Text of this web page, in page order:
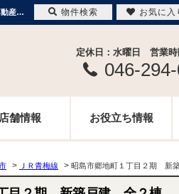
昭島市郷地町１丁目２期 新築戸建 全２棟 東京都昭島市郷地町1丁目｜4,690万円の新築一戸建て｜分譲住宅や新築物件｜ME不動産神奈川
定休日：水曜日 営業
046-
店舗情報 お役立ち情報
> ＪＲ青梅線 > 昭島市郷地町１丁目２期 新
物件検索 お気に入